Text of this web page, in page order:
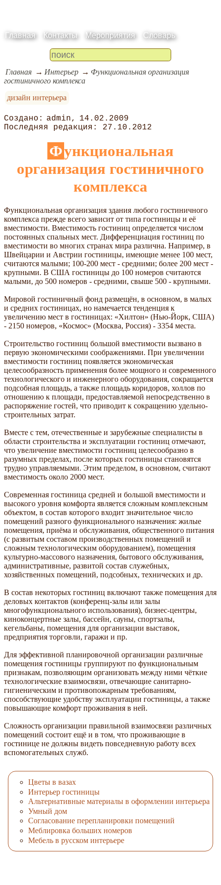
Главная Контакты Мероприятия Словарь
Главная Интерьер
Функциональная организация
гостиничного комплекса
дизайн интерьера
admin
14.02.2009
27.10.2012
Функциональная
организация гостиничного
комплекса
Функциональная организация здания любого гостиничного
комплекса прежде всего зависит от типа гостиницы и её
вместимости. Вместимость гостиниц определяется числом
постоянных спальных мест. Дифференциация гостиниц по
вместимости во многих странах мира различна. Например, в
Швейцарии и Австрии гостиницы, имеющие менее 100 мест,
считаются малыми; 100-200 мест - средними; более 200 мест -
крупными. В США гостиницы до 100 номеров считаются
малыми, до 500 номеров - средними, свыше 500 - крупными.
Мировой гостиничный фонд размещён, в основном, в малых
и средних гостиницах, но намечается тенденция к
увеличению мест в гостиницах: «Хилтон» (Нью-Йорк, США)
- 2150 номеров, «Космос» (Москва, Россия) - 3354 места.
Строительство гостиниц большой вместимости вызвано в
первую экономическими соображениями. При увеличении
вместимости гостиниц появляется экономическая
целесообразность применения более мощного и современного
технологического и инженерного оборудования, сокращается
подсобная площадь, а также площадь коридоров, холлов по
отношению к площади, предоставляемой непосредственно в
распоряжение гостей, что приводит к сокращению удельно-
строительных затрат.
Вместе с тем, отечественные и зарубежные специалисты в
области строительства и эксплуатации гостиниц отмечают,
что увеличение вместимости гостиниц целесообразно в
разумных пределах, после которых гостиницы становятся
трудно управляемыми. Этим пределом, в основном, считают
вместимость около 2000 мест.
Современная гостиница средней и большой вместимости и
высокого уровня комфорта является сложным комплексным
объектом, в состав которого входит значительное число
помещений разного функционального назначения: жилые
помещения, приёма и обслуживания, общественного питания
(с развитым составом производственных помещений и
сложным технологическим оборудованием), помещения
культурно-массового назначения, бытового обслуживания,
административные, развитой состав служебных,
хозяйственных помещений, подсобных, технических и др.
В состав некоторых гостиниц включают также помещения для
деловых контактов (конференц-залы или залы
многофункционального использования), бизнес-центры,
киноконцертные залы, бассейн, сауны, спортзалы,
кегельбаны, помещения для организации выставок,
предприятия торговли, гаражи и пр.
Для эффективной планировочной организации различные
помещения гостиницы группируют по функциональным
признакам, позволяющим организовать между ними чёткие
технологические взаимосвязи, отвечающие санитарно-
гигиеническим и противопожарным требованиям,
способствующие удобству эксплуатации гостиницы, а также
повышающие комфорт проживания в ней.
Сложность организации правильной взаимосвязи различных
помещений состоит ещё и в том, что проживающие в
гостинице не должны видеть повседневную работу всех
вспомогательных служб.
Цветы в вазах
Интерьер гостиницы
Альтернативные материалы в оформлении интерьера
Умный дом
Согласование перепланировки помещений
Меблировка больших номеров
Мебель в русском интерьере